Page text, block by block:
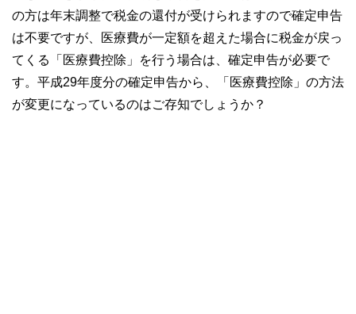
の方は年末調整で税金の還付が受けられますので確定申告
は不要ですが、医療費が一定額を超えた場合に税金が戻っ
てくる「医療費控除」を行う場合は、確定申告が必要で
す。平成29年度分の確定申告から、「医療費控除」の方法
が変更になっているのはご存知でしょうか？